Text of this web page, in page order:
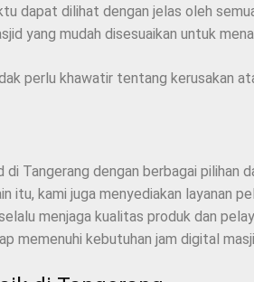
dapat dilihat dengan jelas oleh
yang mudah disesuaikan untuk
perlu khawatir tentang kerusakan
Tangerang dengan berbagai
itu, kami juga menyediakan layanan
menjaga kualitas produk dan
memenuhi kebutuhan jam digital